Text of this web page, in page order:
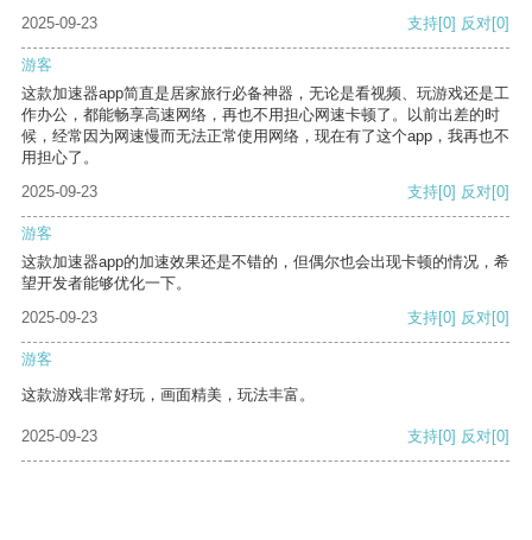
2025-09-23
支持[0] 反对[0]
游客
这款加速器app简直是居家旅行必备神器，无论是看视频、玩游戏还是工
作办公，都能畅享高速网络，再也不用担心网速卡顿了。以前出差的时
候，经常因为网速慢而无法正常使用网络，现在有了这个app，我再也不
用担心了。
2025-09-23
支持[0] 反对[0]
游客
这款加速器app的加速效果还是不错的，但偶尔也会出现卡顿的情况，希
望开发者能够优化一下。
2025-09-23
支持[0] 反对[0]
游客
这款游戏非常好玩，画面精美，玩法丰富。
2025-09-23 支持[0] 反对[0]